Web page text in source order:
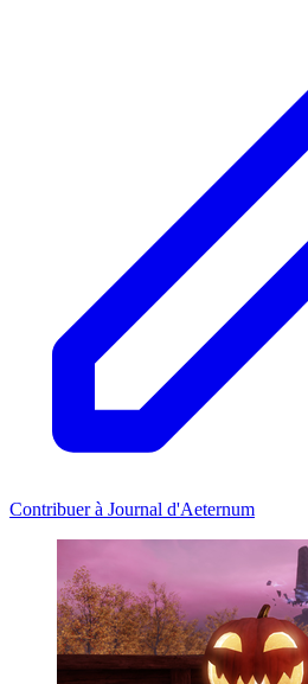
Contribuer à Journal d'Aeternum